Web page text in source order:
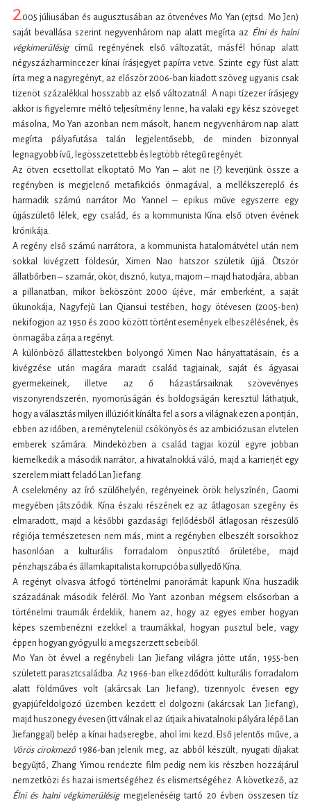
2005 júliusában és augusztusában az ötvenéves Mo Yan (ejtsd: Mo Jen)
saját bevallása szerint negyvenhárom nap alatt megírta az Élni és halni
végkimerülésigcímű regényének első változatát, másfél hónap alatt
négyszázharmincezer kínai írásjegyet papírra vetve. Szinte egy füst alatt
írta meg a nagyregényt, az először 2006-ban kiadott szöveg ugyanis csak
tizenöt százalékkal hosszabb az első változatnál. A napi tízezer írásjegy
akkor is figyelemre méltó teljesítmény lenne, ha valaki egy kész szöveget
másolna, Mo Yan azonban nem másolt, hanem negyvenhárom nap alatt
megírta pályafutása talán legjelentősebb, de minden bizonnyal
legnagyobb ívű, legösszetettebb és legtöbb rétegű regényét.
Az ötven ecsettollat elkoptató Mo Yan ‒ akit ne (?) keverjünk össze a
regényben is megjelenő metafikciós önmagával, a mellékszereplő és
harmadik számú narrátor Mo Yannel ‒ epikus műve egyszerre egy
újjászülető lélek, egy család, és a kommunista Kína első ötven évének
krónikája.
A regény első számú narrátora, a kommunista hatalomátvétel után nem
sokkal kivégzett földesúr, Ximen Nao hatszor születik újjá. Ötször
állatbőrben ‒ szamár, ökör, disznó, kutya, majom ‒ majd hatodjára, abban
a pillanatban, mikor beköszönt 2000 újéve, már emberként, a saját
ükunokája, Nagyfejű Lan Qiansui testében, hogy ötévesen (2005-ben)
nekifogjon az 1950 és 2000 között történt események elbeszélésének, és
önmagába zárja a regényt.
A különböző állattestekben bolyongó Ximen Nao hányattatásain, és a
kivégzése után magára maradt család tagjainak, saját és ágyasai
gyermekeinek, illetve az ő házastársaiknak szövevényes
viszonyrendszerén, nyomorúságán és boldogságán keresztül láthatjuk,
hogy a választás milyen illúzióit kínálta fel a sors a világnak ezen a pontján,
ebben az időben, a reménytelenül csökönyös és az ambiciózusan elvtelen
emberek számára. Mindeközben a család tagjai közül egyre jobban
kiemelkedik a második narrátor, a hivatalnokká váló, majd a karrierjét egy
szerelem miatt feladó Lan Jiefang.
A cselekmény az író szülőhelyén, regényeinek örök helyszínén, Gaomi
megyében játszódik. Kína északi részének ez az átlagosan szegény és
elmaradott, majd a későbbi gazdasági fejlődésből átlagosan részesülő
régiója természetesen nem más, mint a regényben elbeszélt sorsokhoz
hasonlóan a kulturális forradalom önpusztító őrületébe, majd
pénzhajszába és államkapitalista korrupcióba süllyedő Kína.
A regényt olvasva átfogó történelmi panorámát kapunk Kína huszadik
századának második feléről. Mo Yant azonban mégsem elsősorban a
történelmi traumák érdeklik, hanem az, hogy az egyes ember hogyan
képes szembenézni ezekkel a traumákkal, hogyan pusztul bele, vagy
éppen hogyan gyógyul ki a megszerzett sebeiből.
Mo Yan öt évvel a regénybeli Lan Jiefang világra jötte után, 1955-ben
született parasztcsaládba. Az 1966-ban elkezdődött kulturális forradalom
alatt földműves volt (akárcsak Lan Jiefang), tizennyolc évesen egy
gyapjúfeldolgozó üzemben kezdett el dolgozni (akárcsak Lan Jiefang),
majd huszonegy évesen (itt válnak el az útjaik a hivatalnoki pályára lépő Lan
Jiefanggal) belép a kínai hadseregbe, ahol írni kezd. Első jelentős műve, a
Vörös cirokmező1986-ban jelenik meg, az abból készült, nyugati díjakat
begyűjtő, Zhang Yimou rendezte film pedig nem kis részben hozzájárul
nemzetközi és hazai ismertségéhez és elismertségéhez. A következő, az
Élni és halni végkimerülésigmegjelenéséig tartó 20 évben összesen tíz